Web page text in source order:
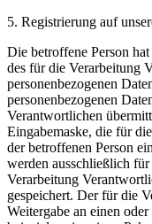
5. Registrierung auf
Die betroffene Person
des für die Verarbeitung
personenbezogenen
personenbezogenen
Verantwortlichen
Eingabemaske, die für
der betroffenen Person
werden ausschließlich
Verarbeitung
gespeichert. Der für die
Weitergabe an einen